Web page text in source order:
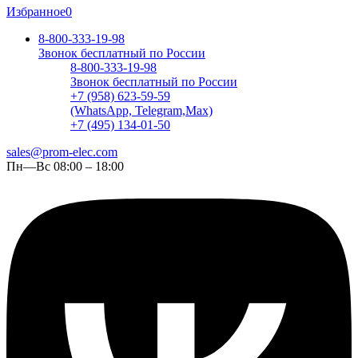
Избранное0
8-800-333-19-98
Звонок бесплатный по России
8-800-333-19-98
Звонок бесплатный по России
+7 (958) 623-59-59
(WhatsApp, Telegram,Max)
+7 (495) 134-01-50
sales@prom-elec.com
Пн—Вс 08:00 – 18:00